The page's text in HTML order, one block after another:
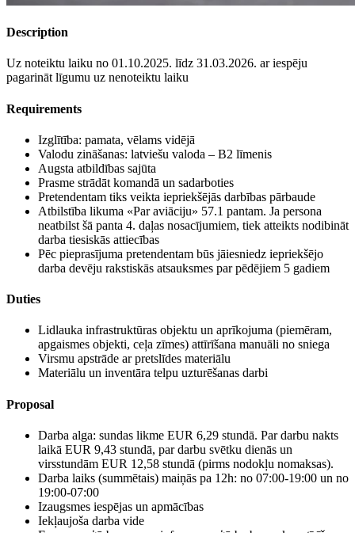
Description
Uz noteiktu laiku no 01.10.2025. līdz 31.03.2026. ar iespēju
pagarināt līgumu uz nenoteiktu laiku
Requirements
Izglītība: pamata, vēlams vidējā
Valodu zināšanas: latviešu valoda – B2 līmenis
Augsta atbildības sajūta
Prasme strādāt komandā un sadarboties
Pretendentam tiks veikta iepriekšējās darbības pārbaude
Atbilstība likuma «Par aviāciju» 57.1 pantam. Ja persona
neatbilst šā panta 4. daļas nosacījumiem, tiek atteikts nodibināt
darba tiesiskās attiecības
Pēc pieprasījuma pretendentam būs jāiesniedz iepriekšējo
darba devēju rakstiskās atsauksmes par pēdējiem 5 gadiem
Duties
Lidlauka infrastruktūras objektu un aprīkojuma (piemēram,
apgaismes objekti, ceļa zīmes) attīrīšana manuāli no sniega
Virsmu apstrāde ar pretslīdes materiālu
Materiālu un inventāra telpu uzturēšanas darbi
Proposal
Darba alga: sundas likme EUR 6,29 stundā. Par darbu nakts
laikā EUR 9,43 stundā, par darbu svētku dienās un
virsstundām EUR 12,58 stundā (pirms nodokļu nomaksas).
Darba laiks (summētais) maiņās pa 12h: no 07:00-19:00 un no
19:00-07:00
Izaugsmes iespējas un apmācības
Iekļaujoša darba vide